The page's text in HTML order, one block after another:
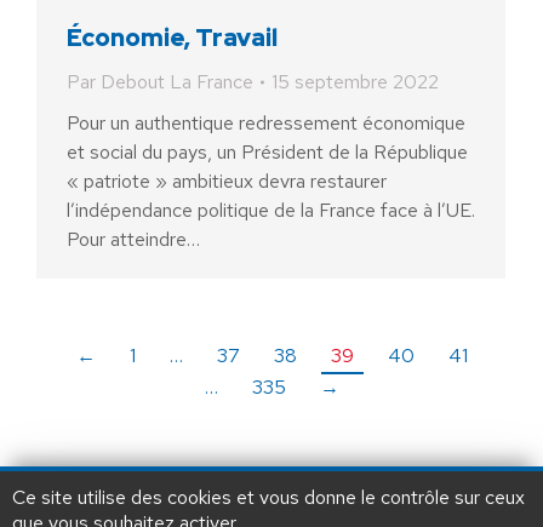
Économie, Travail
Par Debout La France
15 septembre 2022
Pour un authentique redressement économique
et social du pays, un Président de la République
« patriote » ambitieux devra restaurer
l’indépendance politique de la France face à l’UE.
Pour atteindre…
← 1 … 37 38 39 40
41
…
335 →
Ce site utilise des cookies et vous donne le contrôle sur ceux